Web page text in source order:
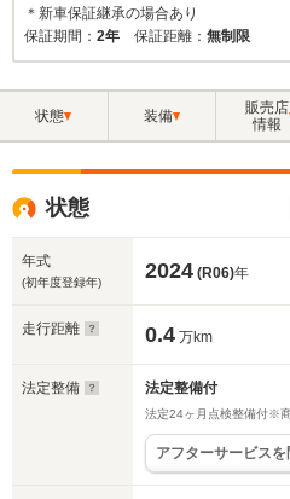
＊新車保証継承の場合あり
保証期間： 2年 保証距離： 無制限
状態 装備
販売店
情報
状態
年式
(初年度登録年) 2024 (R06)年
走行距離 0.4 万km
法定整備 法定整備付
法定24ヶ月点検整備付※
アフターサービス